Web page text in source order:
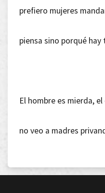
prefiero mujeres
piensa sino porqué
El hombre es mierda,
no veo a madres